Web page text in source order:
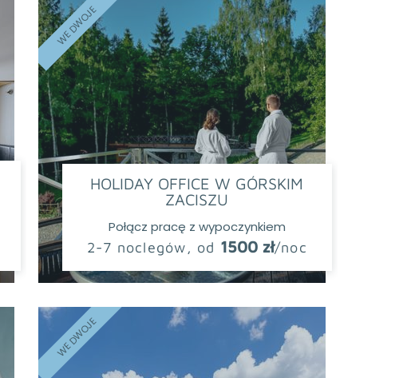
WE DWOJE
HOLIDAY OFFICE W GÓRSKIM
ZACISZU
Połącz pracę z wypoczynkiem
2-7 noclegów, od 1500 zł/noc
WE DWOJE